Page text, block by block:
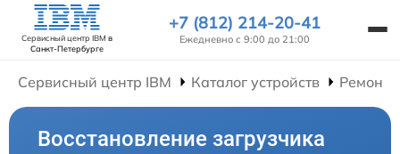
Сервисный центр IBM в
Санкт-Петербурге
+7 (812) 214-20-41
Ежедневно с 9:00 до 21:00
Сервисный центр IBM Каталог устройств Ремонт
Восстановление загрузчика